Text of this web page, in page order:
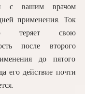
с вашим врачом
применения. Ток
теряет свою
после второго
до пятого
его действие почти